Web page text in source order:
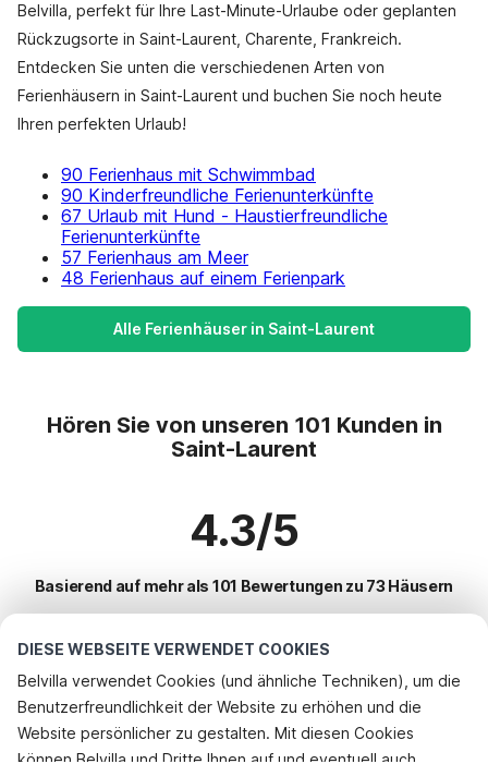
DIESE WEBSEITE VERWENDET COOKIES
Belvilla verwendet Cookies (und ähnliche Techniken), um die
Benutzerfreundlichkeit der Website zu erhöhen und die
Website persönlicher zu gestalten. Mit diesen Cookies
können Belvilla und Dritte Ihnen auf und eventuell auch
Belvilla, perfekt für Ihre Last-Minute-Urlaube oder geplanten
Rückzugsorte in Saint-Laurent, Charente, Frankreich.
Entdecken Sie unten die verschiedenen Arten von
Ferienhäusern in Saint-Laurent und buchen Sie noch heute
Ihren perfekten Urlaub!
90 Ferienhaus mit Schwimmbad
90 Kinderfreundliche Ferienunterkünfte
67 Urlaub mit Hund - Haustierfreundliche
Ferienunterkünfte
57 Ferienhaus am Meer
48 Ferienhaus auf einem Ferienpark
Alle Ferienhäuser in Saint-Laurent
Hören Sie von unseren 101 Kunden in
Saint-Laurent
4.3/5
Basierend auf mehr als 101 Bewertungen zu 73 Häusern
Beliebteste Reiseziele für Urlaub
Top-Städte mit Top-Annehmlichkeiten für den Urlaub
Kinderfreundliche Ferienunterkünfte assignan
Rufen Sie an, um zu buchen